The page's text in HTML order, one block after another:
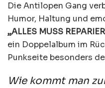
Die Antilopen Gang
Humor, Haltung und
„ALLES MUSS
ein Doppelalbum im
Punkseite besonders
Wie kommt man